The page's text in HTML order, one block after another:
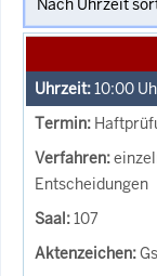
10:00
Entscheidungen
107